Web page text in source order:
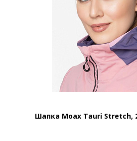
Шапка Moax Tauri Stretch,